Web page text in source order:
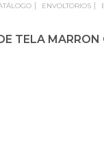
ENVOLTORIOS